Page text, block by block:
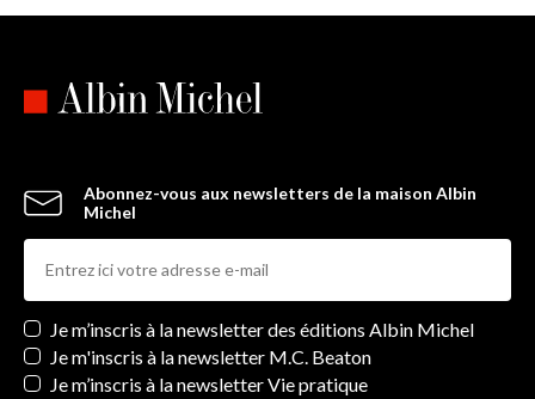
Abonnez-vous aux newsletters de la maison Albin
Michel
Newsletters
Je m’inscris à la newsletter des éditions Albin Michel
Je m'inscris à la newsletter M.C. Beaton
Je m’inscris à la newsletter Vie pratique